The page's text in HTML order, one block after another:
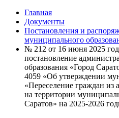
Главная
Документы
Постановления и
муниципального
№ 212 от 16 июня 2025
постановление
образования «Город
4059 «Об утверждении
«Переселение граждан
на территории
Саратов» на 2025-2026